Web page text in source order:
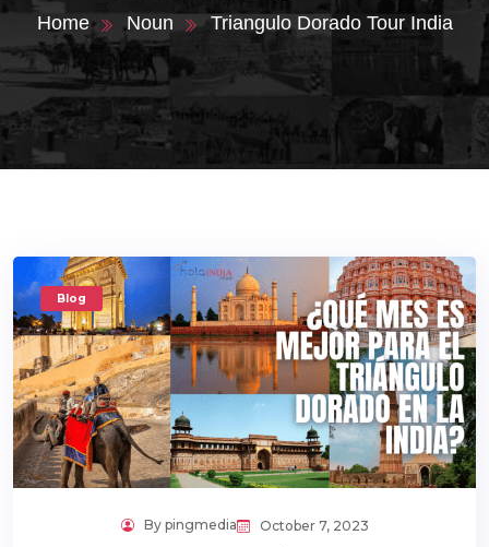
Home Noun Triangulo Dorado Tour India
Blog
By pingmedia October 7, 2023